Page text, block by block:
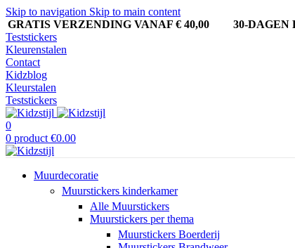
Skip to navigation Skip to main content
GRATIS VERZENDING VANAF € 40,00
30-
Teststickers
Kleurenstalen
Contact
Kidzblog
Kleurstalen
Teststickers
0
0 product €0.00
Muurdecoratie
Muurstickers kinderkamer
Alle Muurstickers
Muurstickers per thema
Muurstickers Boerderij